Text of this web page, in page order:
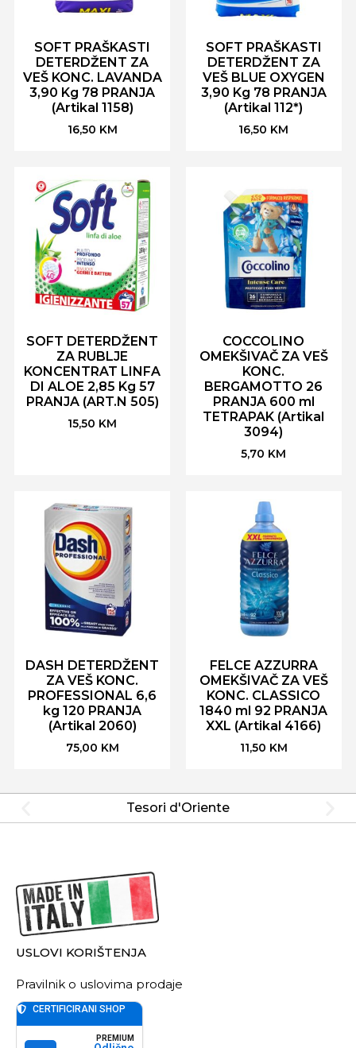
SOFT PRAŠKASTI
DETERDŽENT ZA
VEŠ KONC. LAVANDA
3,90 Kg 78 PRANJA
(Artikal 1158)
16,50 KM
SOFT PRAŠKASTI
DETERDŽENT ZA
VEŠ BLUE OXYGEN
3,90 Kg 78 PRANJA
(Artikal 112*)
16,50 KM
SOFT DETERDŽENT
ZA RUBLJE
KONCENTRAT LINFA
DI ALOE 2,85 Kg 57
PRANJA (ART.N 505)
15,50 KM
COCCOLINO
OMEKŠIVAČ ZA VEŠ
KONC.
BERGAMOTTO 26
PRANJA 600 ml
TETRAPAK (Artikal
3094)
5,70 KM
DASH DETERDŽENT
ZA VEŠ KONC.
PROFESSIONAL 6,6
kg 120 PRANJA
(Artikal 2060)
75,00 KM
FELCE AZZURRA
OMEKŠIVAČ ZA VEŠ
KONC. CLASSICO
1840 ml 92 PRANJA
XXL (Artikal 4166)
11,50 KM
Tesori d'Oriente
USLOVI KORIŠTENJA
Pravilnik o uslovima prodaje